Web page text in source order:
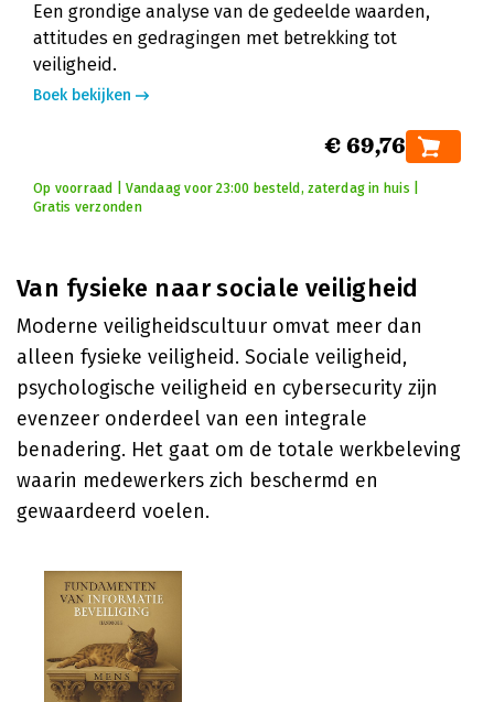
Een grondige analyse van de gedeelde waarden,
attitudes en gedragingen met betrekking tot
veiligheid.
Boek bekijken
€ 69,76
Op voorraad | Vandaag voor 23:00 besteld, zaterdag in huis |
Gratis verzonden
Van fysieke naar sociale veiligheid
Moderne veiligheidscultuur omvat meer dan
alleen fysieke veiligheid. Sociale veiligheid,
psychologische veiligheid en cybersecurity zijn
evenzeer onderdeel van een integrale
benadering. Het gaat om de totale werkbeleving
waarin medewerkers zich beschermd en
gewaardeerd voelen.